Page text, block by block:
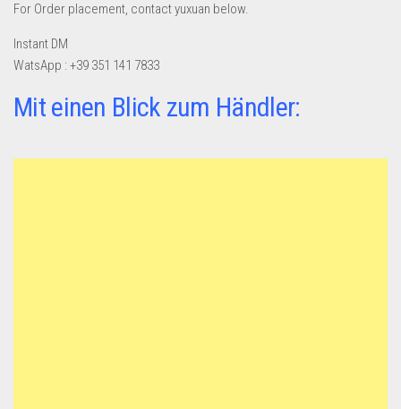
For Order placement, contact yuxuan below.
Instant DM
WatsApp : +39 351 141 7833
Mit einen Blick zum Händler: